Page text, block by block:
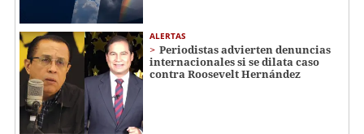
ALERTAS
Periodistas advierten denuncias
internacionales si se dilata caso
contra Roosevelt Hernández